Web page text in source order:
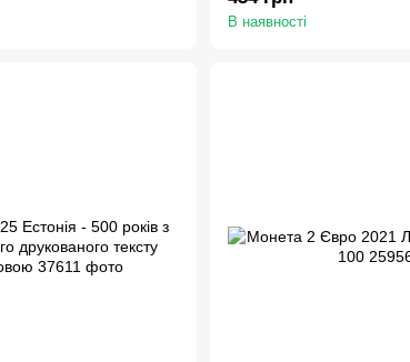
В наявності